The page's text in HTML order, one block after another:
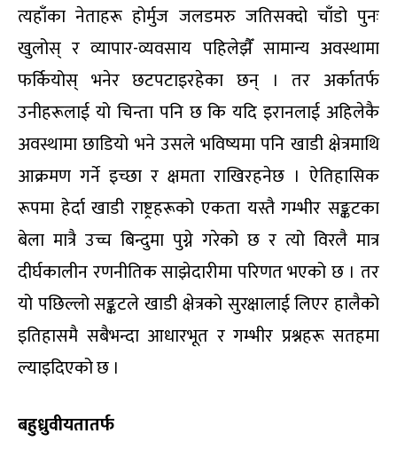
त्यहाँका नेताहरू होर्मुज जलडमरु जतिसक्दो चाँडो पुनः
खुलोस् र व्यापार-व्यवसाय पहिलेझैँ सामान्य अवस्थामा
फर्कियोस् भनेर छटपटाइरहेका छन् । तर अर्कातर्फ
उनीहरूलाई यो चिन्ता पनि छ कि यदि इरानलाई अहिलेकै
अवस्थामा छाडियो भने उसले भविष्यमा पनि खाडी क्षेत्रमाथि
आक्रमण गर्ने इच्छा र क्षमता राखिरहनेछ । ऐतिहासिक
रूपमा हेर्दा खाडी राष्ट्रहरूको एकता यस्तै गम्भीर सङ्कटका
बेला मात्रै उच्च बिन्दुमा पुग्ने गरेको छ र त्यो विरलै मात्र
दीर्घकालीन रणनीतिक साझेदारीमा परिणत भएको छ । तर
यो पछिल्लो सङ्कटले खाडी क्षेत्रको सुरक्षालाई लिएर हालैको
इतिहासमै सबैभन्दा आधारभूत र गम्भीर प्रश्नहरू सतहमा
ल्याइदिएको छ ।
बहुध्रुवीयतातर्फ